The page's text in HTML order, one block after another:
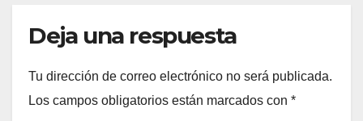
Deja una respuesta
Tu dirección de correo electrónico no será publicada.
Los campos obligatorios están marcados con *